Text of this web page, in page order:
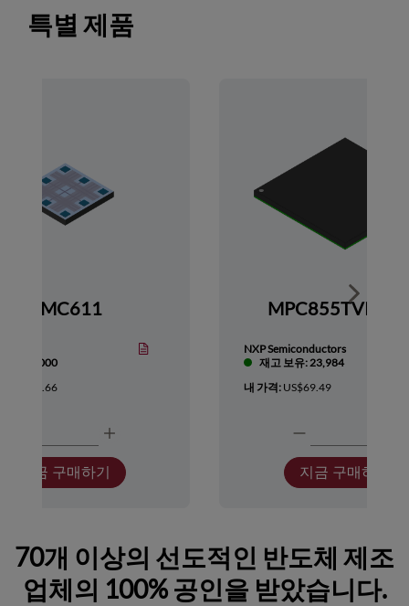
특별 제품
HMC611
보유: 1,000
US$418.66
지금 구매하기
NXP Semiconductors
재고 보유: 23,984
내 가격: US$69.49
지금 구매하기
Show
70개 이상의 선도적인 반도체 제조
업체의 100% 공인을 받았습니다.